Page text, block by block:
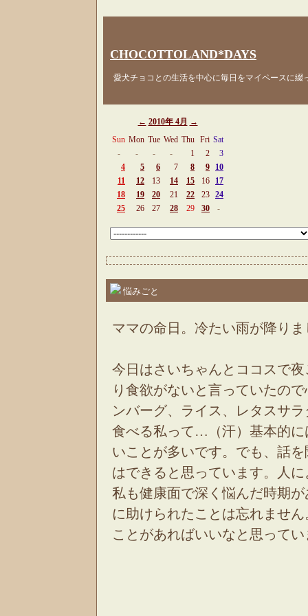
CHOCOTTOLAND*DAYS
愛犬チョコとの生活を中心に毎日をマイペースに綴
← 2010年 4月 →
Sun Mon Tue Wed Thu Fri Sat
-
- - - 1 2
3
4
5 6 7 8 9
10
11
12 13 14 15 16
17
18
19 20 21 22 23 24
25
26 27 28 29 30 -
悩みごと
ママの命日。冷たい雨が降り
今日はさいちゃんとココスで
り食欲がないと言っていたの
ンバーグ、ライス、レタスサ
食べる私って…（汗）基本的
いことが多いです。でも、話
はできると思っています。人
私も健康面で深く悩んだ時期
に助けられたことは忘れませ
ことがあればいいなと思ってい